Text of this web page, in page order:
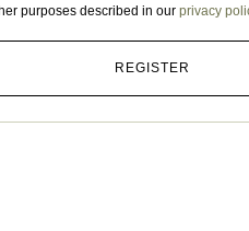
purposes described in ourprivacy
REGISTER